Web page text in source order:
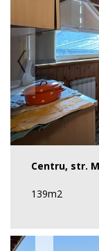
Centru, str.
139m2